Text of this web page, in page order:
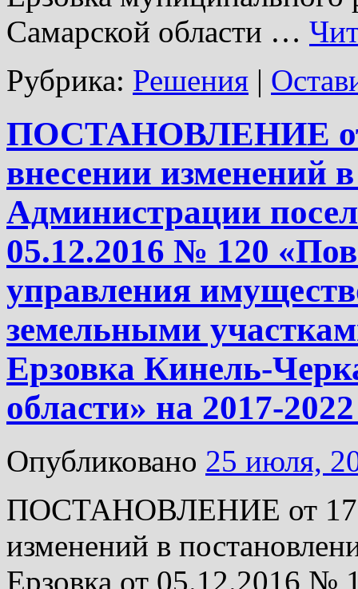
Самарской области …
Рубрика: Решения |
ПОСТАНОВЛЕНИЕ от
внесении изменений
Администрации
05.12.2016 № 120
управления
земельными
Ерзовка Кинель-
области» на 2017-
Опубликовано 25 июля,
ПОСТАНОВЛЕНИЕ от
изменений в
Ерзовка от 05.12.2016 №